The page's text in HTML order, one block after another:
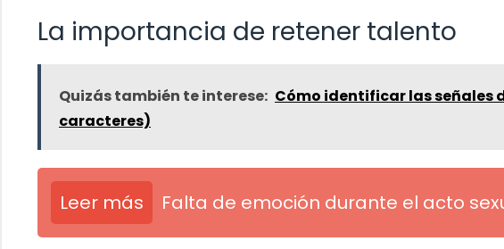
La importancia de retener talento
Quizás también te interese: Cómo identificar las señales
caracteres)
Leer más Falta de emoción durante el acto